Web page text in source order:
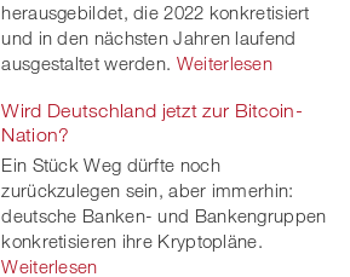
herausgebildet, die 2022 konkretisiert
und in den nächsten Jahren laufend
ausgestaltet werden. Weiterlesen
Wird Deutschland jetzt zur Bitcoin-
Nation?
Ein Stück Weg dürfte noch
zurückzulegen sein, aber immerhin:
deutsche Banken- und Bankengruppen
konkretisieren ihre Kryptopläne.
Weiterlesen